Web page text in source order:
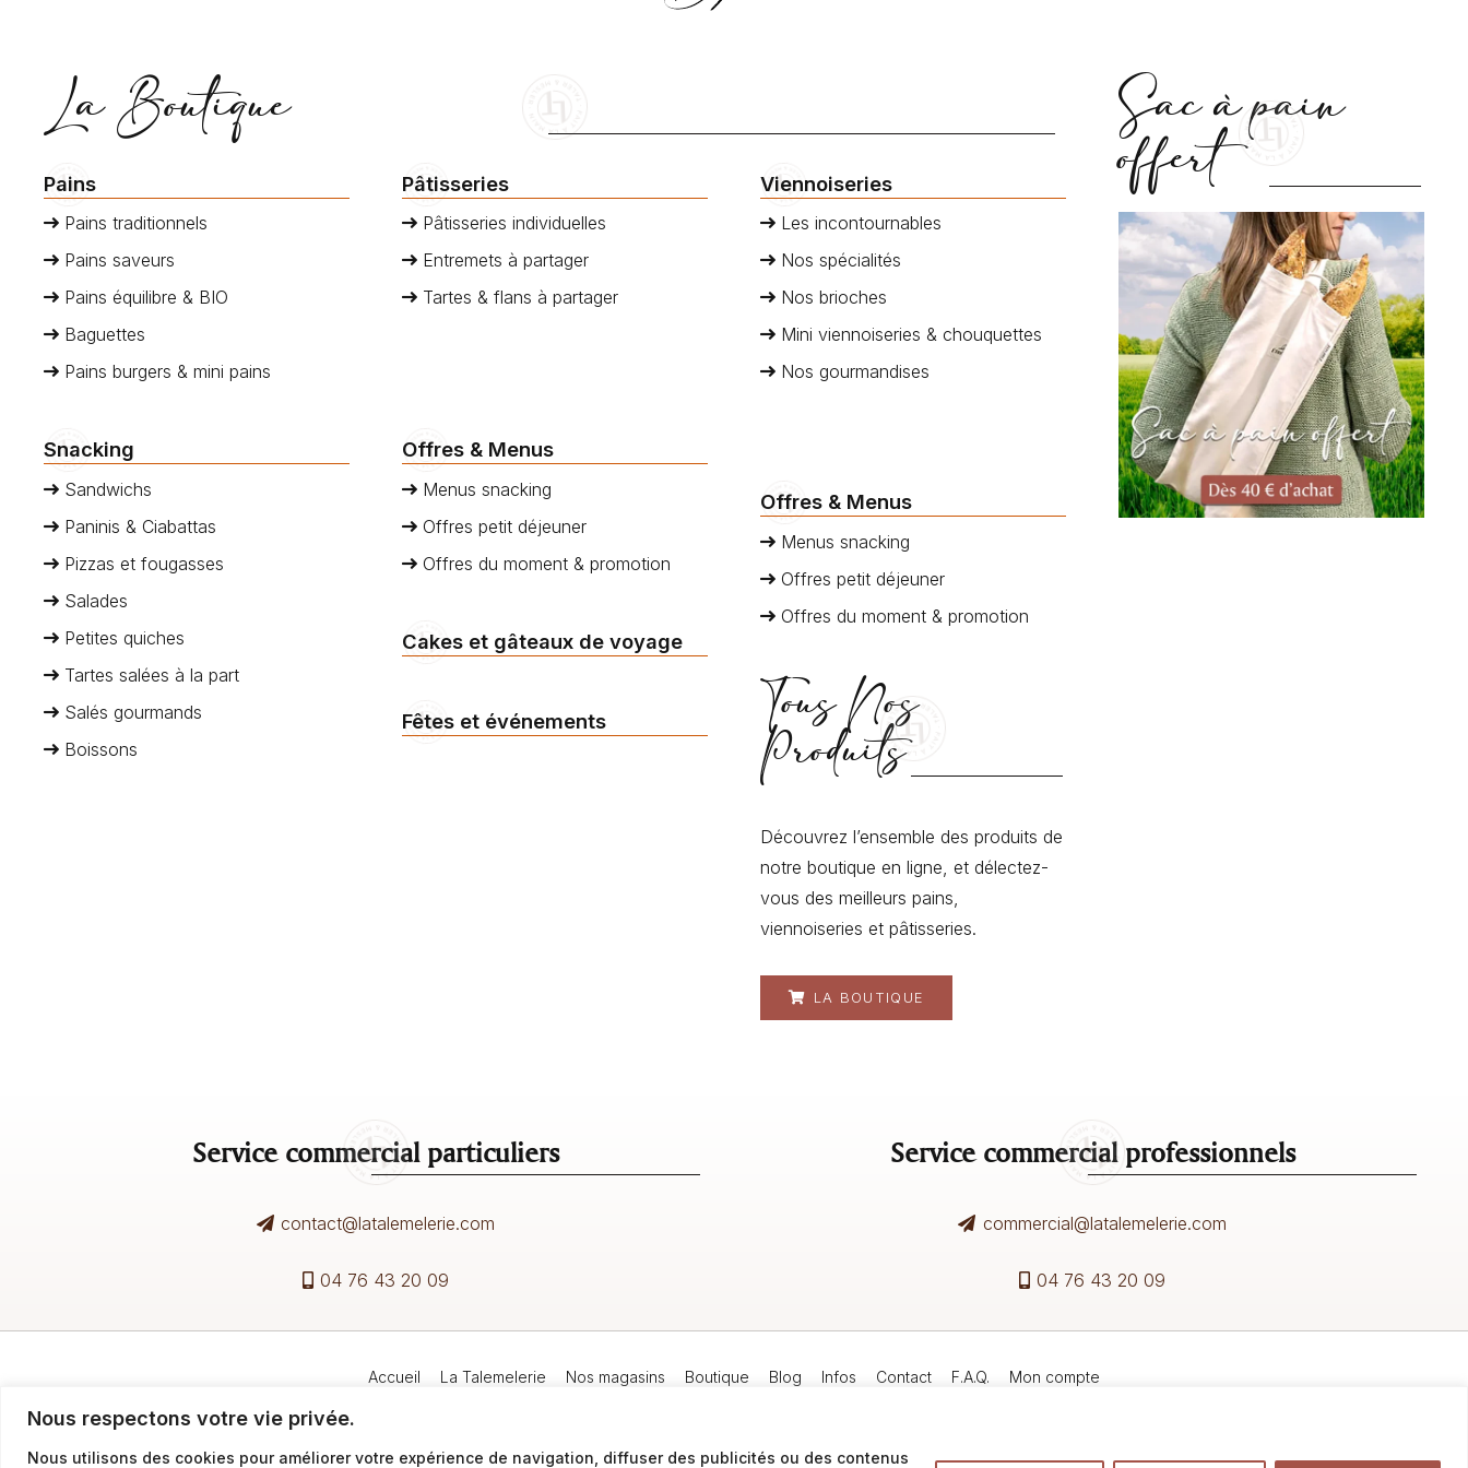
Nous respectons votre vie privée.
Nous utilisons des cookies pour améliorer votre expérience de navigation, diffuser des publicités ou des contenus
La Boutique
Pains
Pains traditionnels
Pains saveurs
Pains équilibre & BIO
Baguettes
Pains burgers & mini pains
Pâtisseries
Pâtisseries individuelles
Entremets à partager
Tartes & flans à partager
Viennoiseries
Les incontournables
Nos spécialités
Nos brioches
Mini viennoiseries & chouquettes
Nos gourmandises
Snacking
Sandwichs
Paninis & Ciabattas
Pizzas et fougasses
Salades
Petites quiches
Tartes salées à la part
Salés gourmands
Boissons
Offres & Menus
Menus snacking
Offres petit déjeuner
Offres du moment & promotion
Cakes et gâteaux de voyage
Fêtes et événements
Offres & Menus
Menus snacking
Offres petit déjeuner
Offres du moment & promotion
Tous Nos
Produits
Découvrez l’ensemble des produits de
notre boutique en ligne, et délectez-
vous des meilleurs pains,
viennoiseries et pâtisseries.
LA BOUTIQUE
Sac à pain
offert
Service commercial particuliers
contact@latalemelerie.com
04 76 43 20 09
Service commercial professionnels
commercial@latalemelerie.com
04 76 43 20 09
Accueil La Talemelerie Nos magasins Boutique Blog Infos Contact F.A.Q. Mon compte